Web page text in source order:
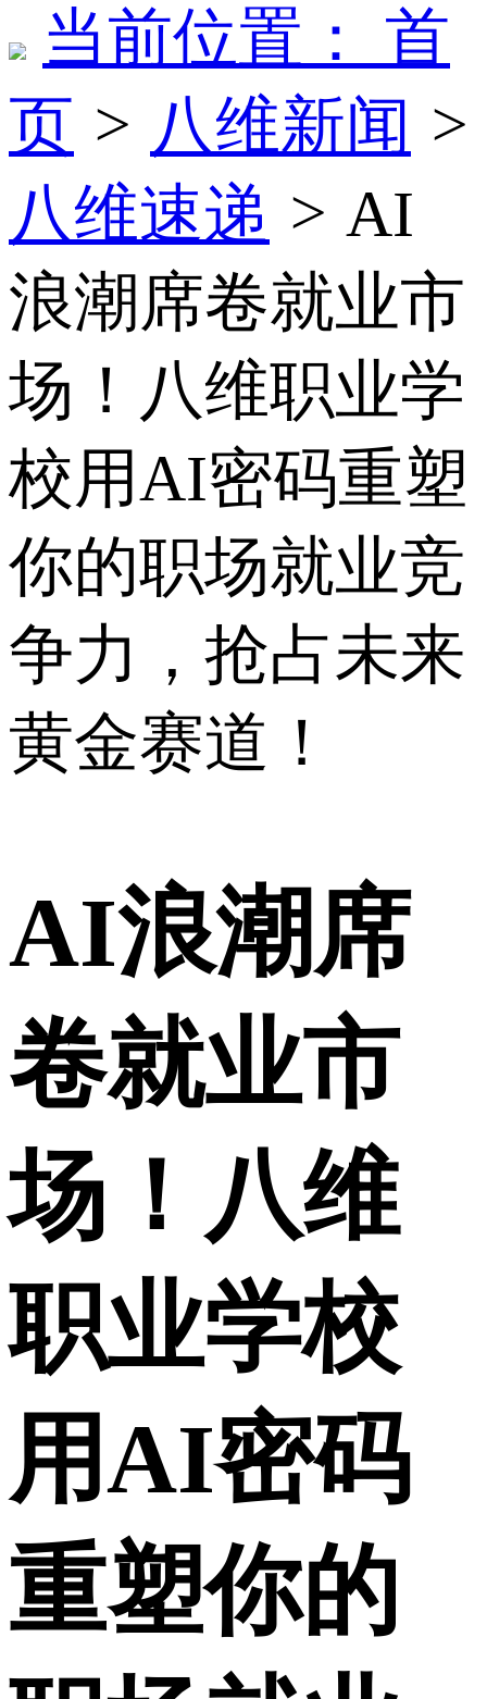
当前位置： 首
页 > 八维新闻 >
八维速递 > AI
浪潮席卷就业市
场！八维职业学
校用AI密码重塑
你的职场就业竞
争力，抢占未来
黄金赛道！
AI浪潮席
卷就业市
场！八维
职业学校
用AI密码
重塑你的